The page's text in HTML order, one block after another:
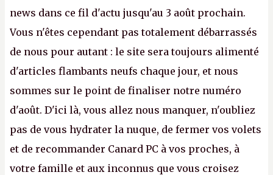
news dans ce fil d'actu jusqu'au 3 août prochain.
Vous n'êtes cependant pas totalement débarrassés
de nous pour autant : le site sera toujours alimenté
d'articles flambants neufs chaque jour, et nous
sommes sur le point de finaliser notre numéro
d'août. D'ici là, vous allez nous manquer, n'oubliez
pas de vous hydrater la nuque, de fermer vos volets
et de recommander Canard PC à vos proches, à
votre famille et aux inconnus que vous croisez